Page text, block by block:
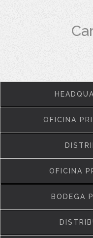
OFICINA
OFICINA
BODEGA